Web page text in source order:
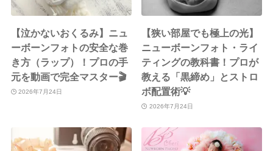
【泣かないおくるみ】ニュ
ーボーンフォトの安全な巻
き方（ラップ）！プロの手
元を動画で完全マスター🎬
2026年7月24日
【狭い部屋でも極上の光】
ニューボーンフォト・ライ
ティングの教科書！プロが
教える「黒締め」とストロ
ボ配置術💡
2026年7月24日